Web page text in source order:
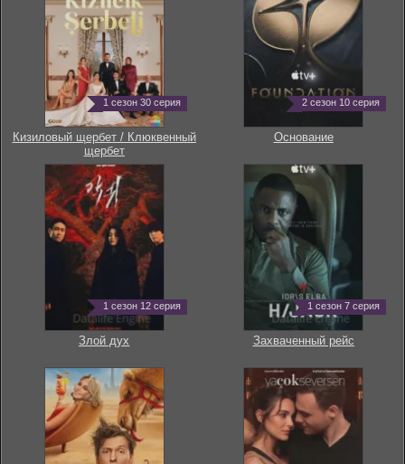
1 сезон 30 серия
Кизиловый щербет / Клюквенный
щербет
2 сезон 10 серия
Основание
1 сезон 12 серия
Злой дух
1 сезон 7 серия
Захваченный рейс